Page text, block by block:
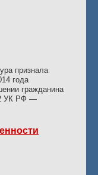
признала
года
гражданина
УК РФ —